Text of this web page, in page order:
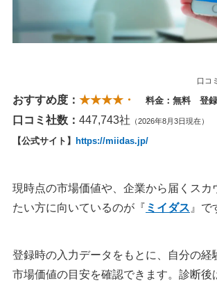
口コ
おすすめ度： ★★★★・ 料金：無料 登録
口コミ社数： 447,743社 （2026年8月3日現在）
【公式サイト】 https://miidas.jp/
現時点の市場価値や、企業から届くスカ
たい方に向いているのが『 ミイダス 』で
登録時の入力データをもとに、自分の経
市場価値の目安を確認できます。診断後